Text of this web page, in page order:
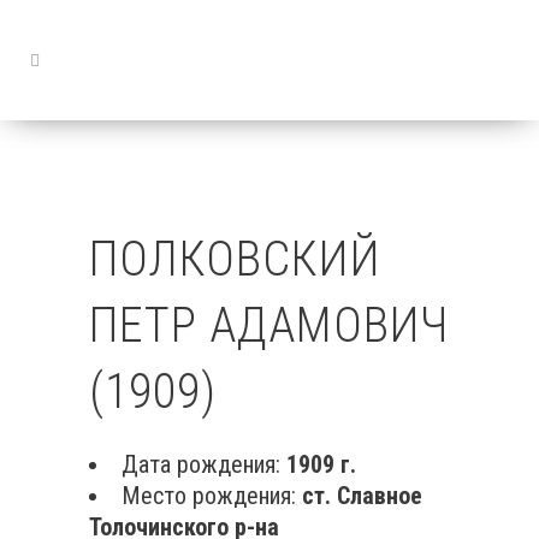
ПОЛКОВСКИЙ
ПЕТР АДАМОВИЧ
(1909)
Дата рождения: 1909 г.
Место рождения: ст. Славное
Толочинского р-на